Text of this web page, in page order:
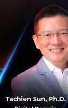
อันหนึ่งของธนา
ไม่แน่นอนที่จะเ
สินเชื่อได้เพิ่มขึ้
ยลง และเศรษฐ